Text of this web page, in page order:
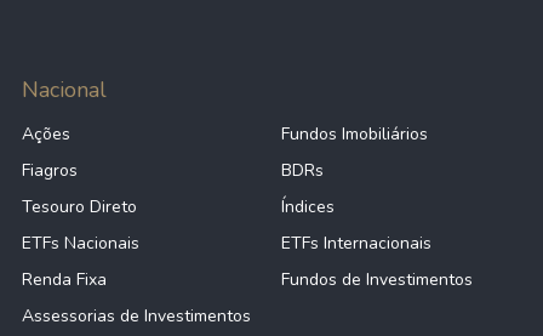
Nacional
Ações
Fundos Imobiliários
Fiagros
BDRs
Tesouro Direto
Índices
ETFs Nacionais
ETFs Internacionais
Renda Fixa
Fundos de Investimentos
Assessorias de Investimentos